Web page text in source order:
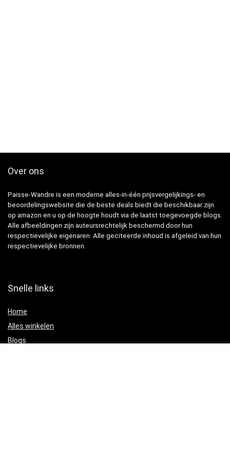
Over ons
Paisse-Wandre is een moderne alles-in-één prijsvergelijkings- en
beoordelingswebsite die de beste deals biedt die beschikbaar zijn
op amazon en u op de hoogte houdt via de laatst toegevoegde blogs.
Alle afbeeldingen zijn auteursrechtelijk beschermd door hun
respectievelijke eigenaren. Alle geciteerde inhoud is afgeleid van hun
respectievelijke bronnen.
Snelle links
Home
Alles winkelen
Blogs